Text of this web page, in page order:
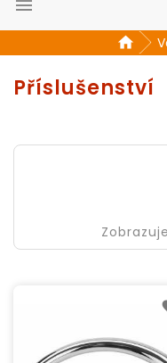

Příslušenství